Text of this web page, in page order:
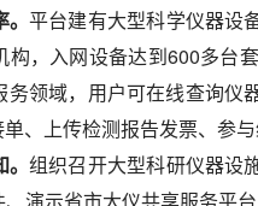
平台建有大型科学仪器设
，入网设备达到600多台
领域，用户可在线查询
、上传检测报告发票、参与
组织召开大型科研仪器设